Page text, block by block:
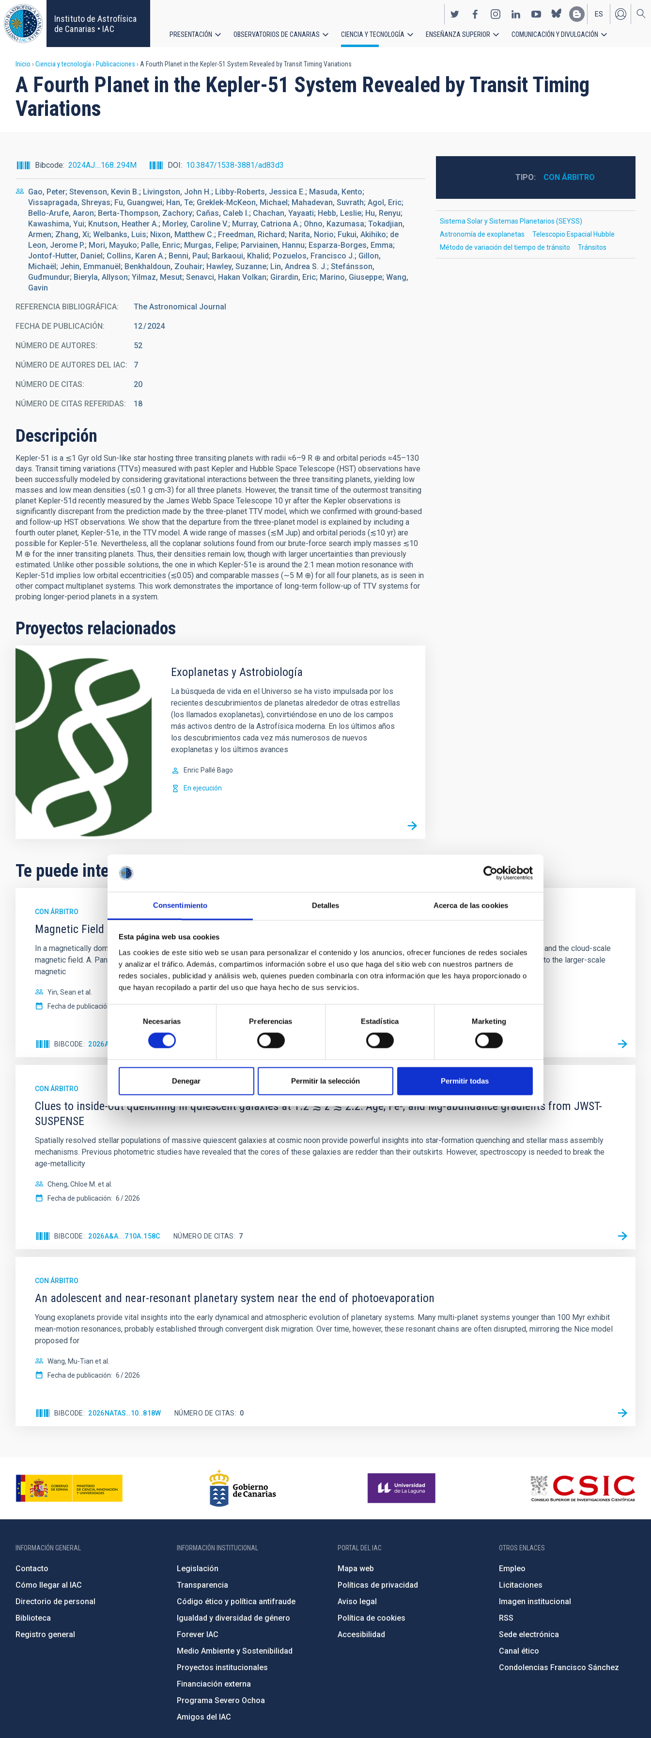
Consentimiento Detalles Acerca de las cookies
Esta página web usa cookies
Las cookies de este sitio web se usan para personalizar el contenido y los anuncios, ofrecer funciones de redes sociales
y analizar el tráfico. Además, compartimos información sobre el uso que haga del sitio web con nuestros partners de
redes sociales, publicidad y análisis web, quienes pueden combinarla con otra información que les haya proporcionado o
que hayan recopilado a partir del uso que haya hecho de sus servicios.
Selección
consentimiento
Necesarias Preferencias Estadística Marketing
Denegar Permitir la selección Permitir todas
Pasar
al
contenido
principal
Instituto de Astrofísica
de Canarias • IAC
EN
ES
principal
PRESENTACIÓN OBSERVATORIOS DE CANARIAS CIENCIA Y TECNOLOGÍA ENSEÑANZA SUPERIOR COMUNICACIÓN Y DIVULGACIÓN
Sobrescribir
enlaces
de
a
la
navegación
Inicio Ciencia y tecnología Publicaciones A Fourth Planet in the Kepler-51 System Revealed by Transit Timing Variations
A Fourth Planet in the Kepler-51 System Revealed by Transit Timing
Variations
Bibcode 2024AJ....168..294M DOI 10.3847/1538-3881/ad83d3
Gao, Peter; Stevenson, Kevin B.; Livingston, John H.; Libby-Roberts, Jessica E.; Masuda, Kento;
Vissapragada, Shreyas; Fu, Guangwei; Han, Te; Greklek-McKeon, Michael; Mahadevan, Suvrath; Agol, Eric;
Bello-Arufe, Aaron; Berta-Thompson, Zachory; Cañas, Caleb I.; Chachan, Yayaati; Hebb, Leslie; Hu, Renyu;
Kawashima, Yui; Knutson, Heather A.; Morley, Caroline V.; Murray, Catriona A.; Ohno, Kazumasa; Tokadjian,
Armen; Zhang, Xi; Welbanks, Luis; Nixon, Matthew C.; Freedman, Richard; Narita, Norio; Fukui, Akihiko; de
Leon, Jerome P.; Mori, Mayuko; Palle, Enric; Murgas, Felipe; Parviainen, Hannu; Esparza-Borges, Emma;
Jontof-Hutter, Daniel; Collins, Karen A.; Benni, Paul; Barkaoui, Khalid; Pozuelos, Francisco J.; Gillon,
Michaël; Jehin, Emmanuël; Benkhaldoun, Zouhair; Hawley, Suzanne; Lin, Andrea S. J.; Stefánsson,
Guđmundur; Bieryla, Allyson; Yilmaz, Mesut; Senavci, Hakan Volkan; Girardin, Eric; Marino, Giuseppe; Wang,
Gavin
REFERENCIA BIBLIOGRÁFICA The Astronomical Journal
FECHA DE PUBLICACIÓN: 12 2024
NÚMERO DE AUTORES 52
NÚMERO DE AUTORES DEL IAC 7
NÚMERO DE CITAS 20
NÚMERO DE CITAS REFERIDAS 18
Descripción
Kepler-51 is a ≲1 Gyr old Sun-like star hosting three transiting planets with radii ≈6–9 R ⊕ and orbital periods ≈45–130
days. Transit timing variations (TTVs) measured with past Kepler and Hubble Space Telescope (HST) observations have
been successfully modeled by considering gravitational interactions between the three transiting planets, yielding low
masses and low mean densities (≲0.1 g cm‑3) for all three planets. However, the transit time of the outermost transiting
planet Kepler-51d recently measured by the James Webb Space Telescope 10 yr after the Kepler observations is
significantly discrepant from the prediction made by the three-planet TTV model, which we confirmed with ground-based
and follow-up HST observations. We show that the departure from the three-planet model is explained by including a
fourth outer planet, Kepler-51e, in the TTV model. A wide range of masses (≲M Jup) and orbital periods (≲10 yr) are
possible for Kepler-51e. Nevertheless, all the coplanar solutions found from our brute-force search imply masses ≲10
M ⊕ for the inner transiting planets. Thus, their densities remain low, though with larger uncertainties than previously
estimated. Unlike other possible solutions, the one in which Kepler-51e is around the 2:1 mean motion resonance with
Kepler-51d implies low orbital eccentricities (≲0.05) and comparable masses (∼5 M ⊕) for all four planets, as is seen in
other compact multiplanet systems. This work demonstrates the importance of long-term follow-up of TTV systems for
probing longer-period planets in a system.
Proyectos relacionados
Exoplanetas y Astrobiología
La búsqueda de vida en el Universo se ha visto impulsada por los
recientes descubrimientos de planetas alrededor de otras estrellas
(los llamados exoplanetas), convirtiéndose en uno de los campos
más activos dentro de la Astrofísica moderna. En los últimos años
los descubrimientos cada vez más numerosos de nuevos
exoplanetas y los últimos avances
Enric Pallé Bago
En ejecución
TIPO CON ÁRBITRO
Sistema Solar y Sistemas Planetarios (SEYSS)
Astronomía de exoplanetas
Telescopio Espacial Hubble
Método de variación del tiempo de tránsito
Tránsitos
Te puede interesar
CON ÁRBITRO
Magnetic Field Alignment with Dense Cores in the Transition between Cloud and Core Scales
In a magnetically dominated model of star formation, we expect to see alignments between the magnetic field orientation of star-forming dense cores and the cloud-scale
magnetic field. A. Pandhi et al. showed instead, however, that the orientation of cores and their angular momentum vectors appear random with respect to the larger-scale
magnetic
Yin, Sean et al.
Fecha de publicación: 5 2026
BIBCODE 2026APJ..1003...83Y NÚMERO DE CITAS
CON ÁRBITRO
Clues to inside-out quenching in quiescent galaxies at 1.2 ≲ z ≲ 2.2: Age, Fe-, and Mg-abundance gradients from JWST-
SUSPENSE
Spatially resolved stellar populations of massive quiescent galaxies at cosmic noon provide powerful insights into star-formation quenching and stellar mass assembly
mechanisms. Previous photometric studies have revealed that the cores of these galaxies are redder than their outskirts. However, spectroscopy is needed to break the
age-metallicity
Cheng, Chloe M. et al.
Fecha de publicación: 6 2026
BIBCODE 2026A&A...710A.158C NÚMERO DE CITAS 7
CON ÁRBITRO
An adolescent and near-resonant planetary system near the end of photoevaporation
Young exoplanets provide vital insights into the early dynamical and atmospheric evolution of planetary systems. Many multi-planet systems younger than 100 Myr exhibit
mean-motion resonances, probably established through convergent disk migration. Over time, however, these resonant chains are often disrupted, mirroring the Nice model
proposed for
Wang, Mu-Tian et al.
Fecha de publicación: 6 2026
BIBCODE 2026NATAS..10..818W NÚMERO DE CITAS 0
INFORMACIÓN GENERAL
Contacto
Cómo llegar al IAC
Directorio de personal
Biblioteca
Registro general
INFORMACIÓN INSTITUCIONAL
Legislación
Transparencia
Código ético y política antifraude
Igualdad y diversidad de género
Forever IAC
Medio Ambiente y Sostenibilidad
Proyectos institucionales
Financiación externa
Programa Severo Ochoa
Amigos del IAC
PORTAL DEL IAC
Mapa web
Políticas de privacidad
Aviso legal
Política de cookies
Accesibilidad
OTROS ENLACES
Empleo
Licitaciones
Imagen institucional
RSS
Sede electrónica
Canal ético
Condolencias Francisco Sánchez